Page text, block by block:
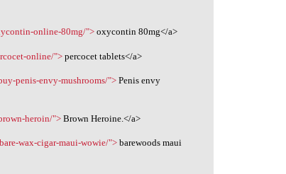
online-80mg/"> oxycontin 80mg</a>
online/">percocet tablets</a>
penis-envy-mushrooms/"> Penis envy
heroin/">Brown Heroine.</a>
wax-cigar-maui-wowie/">barewoods maui